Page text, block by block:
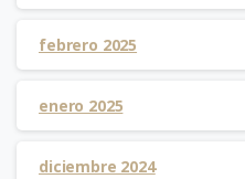
febrero 2025
enero 2025
diciembre 2024